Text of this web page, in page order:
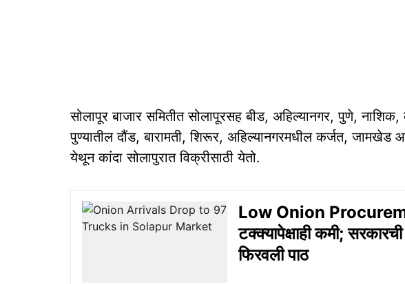
सोलापूर बाजार समितीत सोलापूरसह बीड, अहिल्यानगर, पुणे,
पुण्यातील दौंड, बारामती, शिरूर, अहिल्यानगरमधील कर्जत, जामखेड
येथून कांदा सोलापुरात विक्रीसाठी येतो.
Low Onion
टक्क्यापेक्षाही कमी;
फिरवली पाठ